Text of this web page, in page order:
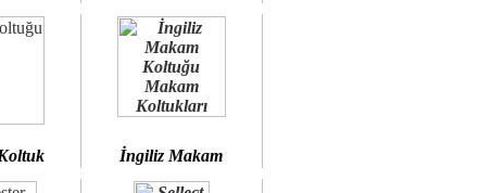
İngiliz Makam